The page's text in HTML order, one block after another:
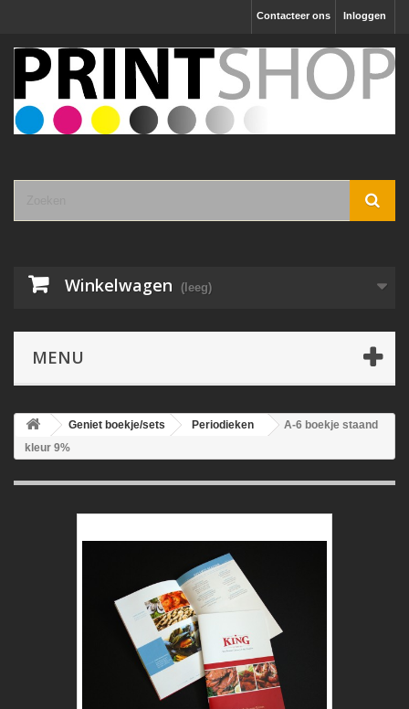
Inloggen
Contacteer ons
Winkelwagen (leeg)
MENU
Geniet boekje/sets Periodieken
A-6 boekje staand
kleur 9%